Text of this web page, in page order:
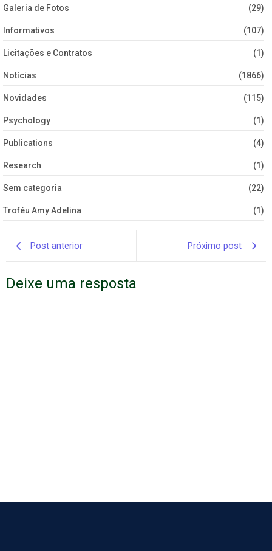
Galeria de Fotos (29)
Informativos (107)
Licitações e Contratos (1)
Notícias (1866)
Novidades (115)
Psychology (1)
Publications (4)
Research (1)
Sem categoria (22)
Troféu Amy Adelina (1)
Post anterior Próximo post
Deixe uma resposta